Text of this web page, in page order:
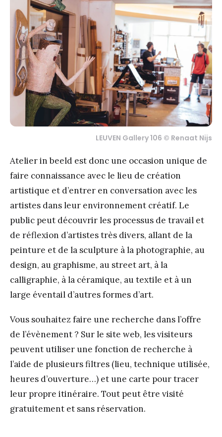
LEUVEN Gallery 106 © Renaat Nijs
Atelier in beeld est donc une occasion unique de
faire connaissance avec le lieu de création
artistique et d’entrer en conversation avec les
artistes dans leur environnement créatif. Le
public peut découvrir les processus de travail et
de réflexion d’artistes très divers, allant de la
peinture et de la sculpture à la photographie, au
design, au graphisme, au street art, à la
calligraphie, à la céramique, au textile et à un
large éventail d’autres formes d’art.
Vous souhaitez faire une recherche dans l’offre
de l’évènement ? Sur le site web, les visiteurs
peuvent utiliser une fonction de recherche à
l’aide de plusieurs filtres (lieu, technique utilisée,
heures d’ouverture…) et une carte pour tracer
leur propre itinéraire. Tout peut être visité
gratuitement et sans réservation.